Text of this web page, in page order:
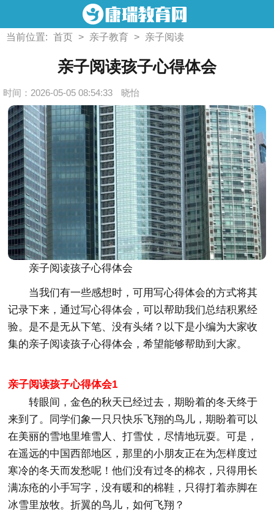
当前位置: 首页 > 亲子教育 > 亲子阅读
亲子阅读孩子心得体会
时间：2026-05-05 08:54:33 晓怡
亲子阅读孩子心得体会
当我们有一些感想时，可用写心得体会的方式将其
记录下来，通过写心得体会，可以帮助我们总结积累经
验。是不是无从下笔、没有头绪？以下是小编为大家收
集的亲子阅读孩子心得体会，希望能够帮助到大家。
亲子阅读孩子心得体会1
转眼间，金色的秋天已经过去，期盼着的冬天终于
来到了。同学们象一只只快乐飞翔的鸟儿，期盼着可以
在美丽的雪地里堆雪人、打雪仗，尽情地玩耍。可是，
在遥远的中国西部地区，那里的小朋友正在为怎样度过
寒冷的冬天而发愁呢！他们没有过冬的棉衣，只得用长
满冻疮的小手写字，没有暖和的棉鞋，只得打着赤脚在
冰雪里放牧。折翼的鸟儿，如何飞翔？